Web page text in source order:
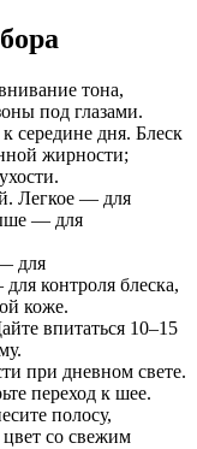
тона,
под глазами.
дня. Блеск
жирности;
Легкое — для
— для
для
контроля блеска,
коже.
впитаться 10–15
при дневном свете.
переход к шее.
полосу,
со свежим